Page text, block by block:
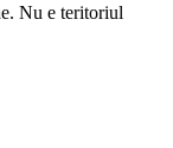
Nu e teritoriul